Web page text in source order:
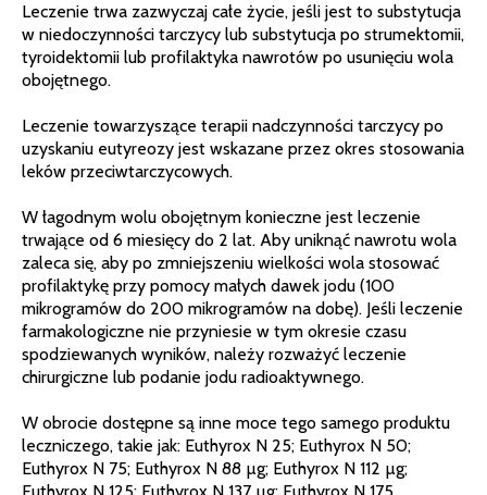
Leczenie trwa zazwyczaj całe życie, jeśli jest to substytucja
w niedoczynności tarczycy lub substytucja po strumektomii,
tyroidektomii lub profilaktyka nawrotów po usunięciu wola
obojętnego.
Leczenie towarzyszące terapii nadczynności tarczycy po
uzyskaniu eutyreozy jest wskazane przez okres stosowania
leków przeciwtarczycowych.
W łagodnym wolu obojętnym konieczne jest leczenie
trwające od 6 miesięcy do 2 lat. Aby uniknąć nawrotu wola
zaleca się, aby po zmniejszeniu wielkości wola stosować
profilaktykę przy pomocy małych dawek jodu (100
mikrogramów do 200 mikrogramów na dobę). Jeśli leczenie
farmakologiczne nie przyniesie w tym okresie czasu
spodziewanych wyników, należy rozważyć leczenie
chirurgiczne lub podanie jodu radioaktywnego.
W obrocie dostępne są inne moce tego samego produktu
leczniczego, takie jak: Euthyrox N 25; Euthyrox N 50;
Euthyrox N 75; Euthyrox N 88 µg; Euthyrox N 112 µg;